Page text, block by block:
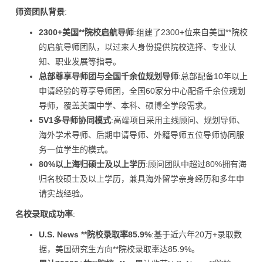
师资团队背景:
2300+美国**院校启航导师:组建了2300+位来自美国**院校
的启航导师团队，以过来人身份提供院校选择、专业认
知、职业发展等指导。
总部尊享导师团与全国千余位规划导师:总部配备10年以上
申请经验的尊享导师团，全国60家分中心配备千余位规划
导师，覆盖美国中学、本科、硕博全学段需求。
5V1多导师协同模式:高端项目采用主线顾问、规划导师、
海外学术导师、后期申请导师、外籍导师五位导师协同服
务一位学生的模式。
80%以上海归硕士及以上学历:顾问团队中超过80%拥有海
归名校硕士及以上学历，兼具海外留学亲身经历和多年申
请实战经验。
名校录取成功率:
U.S. News **院校录取率85.9%:基于近六年20万+录取数
据，美国研究生方向**院校录取率达85.9%。